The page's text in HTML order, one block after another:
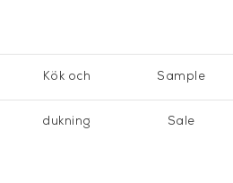
Kök och
dukning
Sample
Sale